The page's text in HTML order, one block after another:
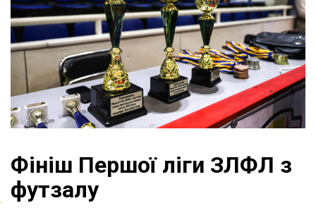
Фініш Першої ліги ЗЛФЛ з
футзалу